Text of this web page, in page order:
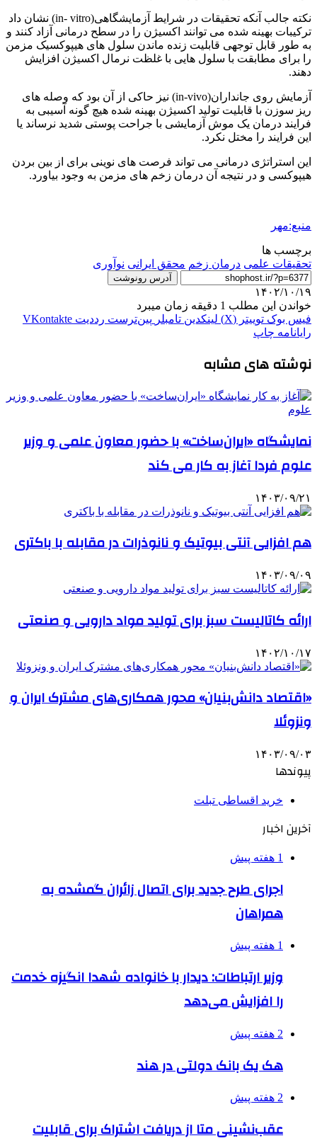
نکته جالب آنکه تحقیقات در شرایط آزمایشگاهی(in- vitro) نشان داد
ترکیبات بهینه شده می توانند اکسیژن را در سطح درمانی آزاد کنند و
به طور قابل توجهی قابلیت زنده ماندن سلول های هیپوکسیک مزمن
را برای مطابقت با سلول هایی با غلظت نرمال اکسیژن افزایش
دهند.
آزمایش روی جانداران(in-vivo) نیز حاکی از آن بود که وصله های
ریز سوزن با قابلیت تولید اکسیژن بهینه شده هیچ گونه آسیبی به
فرایند درمان یک موش آزمایشی با جراحت پوستی شدید نرساند یا
این فرایند را مختل نکرد.
این استراتژی درمانی می تواند فرصت های نوینی برای از بین بردن
هیپوکسی و در نتیجه آن درمان زخم های مزمن به وجود بیاورد.
منبع:مهر
برچسب ها
تحقیقات علمی درمان زخم محقق ایرانی نوآوری
آدرس رونوشت
۱۴۰۲/۱۰/۱۹
خواندن این مطلب 1 دقیقه زمان میبرد
فیس بوک توییتر (X) لینکدین ‫تامبلر ‫پین‌ترست ‫رددیت ‫VKontakte
رایانامه چاپ
نوشته های مشابه
نمایشگاه «ایران‌ساخت» با حضور معاون علمی و وزیر
علوم فردا آغاز به کار می کند
۱۴۰۳/۰۹/۲۱
هم افزایی آنتی بیوتیک و نانوذرات‌ در مقابله با باکتری
۱۴۰۳/۰۹/۰۹
ارائه کاتالیست سبز برای تولید مواد دارویی و صنعتی
۱۴۰۲/۱۰/۱۷
«اقتصاد دانش‌بنیان» محور همکاری‌های مشترک ایران و
ونزوئلا
۱۴۰۳/۰۹/۰۳
پیوندها
خرید اقساطی تبلت
آخرین اخبار
1 هفته پیش
اجرای طرح جدید برای اتصال زائران گمشده به
همراهان
1 هفته پیش
وزیر ارتباطات: دیدار با خانواده شهدا انگیزه خدمت
را افزایش می‌دهد
2 هفته پیش
هک یک بانک دولتی در هند
2 هفته پیش
عقب‌نشینی متا از دریافت اشتراک برای قابلیت